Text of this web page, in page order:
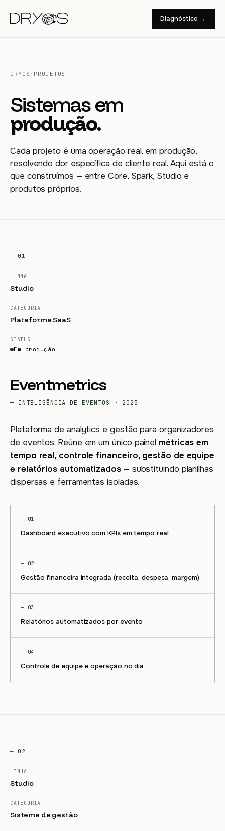
Diagnóstico →
DRYOS / PROJETOS
Sistemas em
produção.
Cada projeto é uma operação real, em produção,
resolvendo dor específica de cliente real. Aqui está o
que construímos — entre Core, Spark, Studio e
produtos próprios.
— 01
LINHA
Studio
CATEGORIA
Plataforma SaaS
STATUS
Em produção
Eventmetrics
— INTELIGÊNCIA DE EVENTOS · 2025
Plataforma de analytics e gestão para organizadores
de eventos. Reúne em um único painel métricas em
tempo real, controle financeiro, gestão de equipe
e relatórios automatizados— substituindo planilhas
dispersas e ferramentas isoladas.
— 01
Dashboard executivo com KPIs em tempo real
— 02
Gestão financeira integrada (receita, despesa, margem)
— 03
Relatórios automatizados por evento
— 04
Controle de equipe e operação no dia
— 02
LINHA
Studio
CATEGORIA
Sistema de gestão